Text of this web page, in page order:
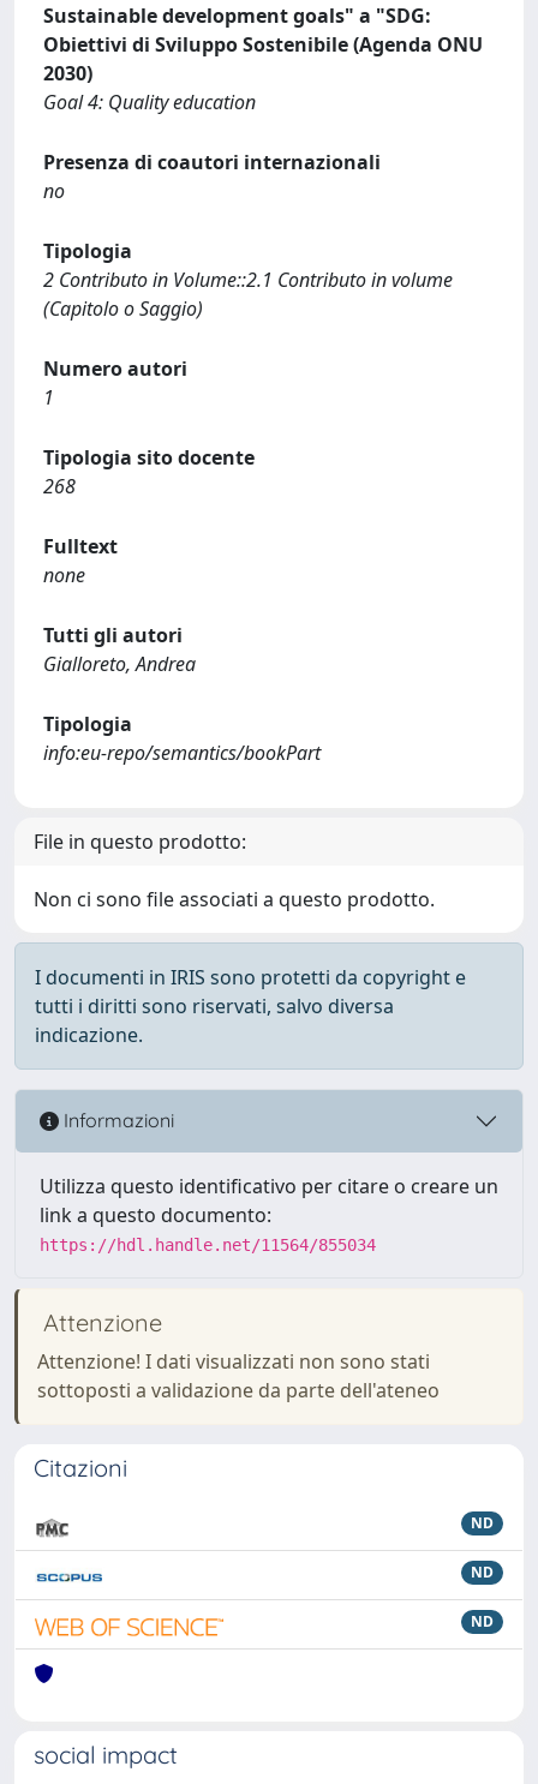
Sustainable development goals" a "SDG:
Obiettivi di Sviluppo Sostenibile (Agenda ONU
2030)
Goal 4: Quality education
Presenza di coautori internazionali
no
Tipologia
2 Contributo in Volume::2.1 Contributo in volume
(Capitolo o Saggio)
Numero autori
1
Tipologia sito docente
268
Fulltext
none
Tutti gli autori
Gialloreto, Andrea
Tipologia
info:eu-repo/semantics/bookPart
File in questo prodotto:
Non ci sono file associati a questo prodotto.
I documenti in IRIS sono protetti da copyright e
tutti i diritti sono riservati, salvo diversa
indicazione.
Informazioni
Utilizza questo identificativo per citare o creare un
link a questo documento:
https://hdl.handle.net/11564/855034
Attenzione
Attenzione! I dati visualizzati non sono stati
sottoposti a validazione da parte dell'ateneo
Citazioni
ND
ND
ND
social impact